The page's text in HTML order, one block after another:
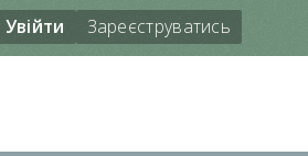
Увійти Зареєструватись